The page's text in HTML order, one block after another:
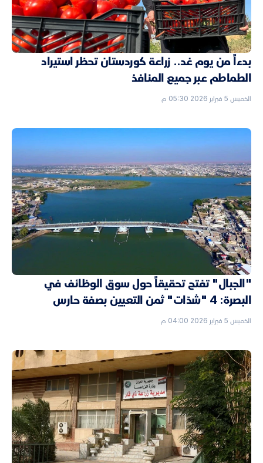
بدءاً من يوم غد.. زراعة كوردستان تحظر استيراد
الطماطم عبر جميع المنافذ
الخميس 5 فبراير 2026 05:30 م
"الجبال" تفتح تحقيقاً حول سوق الوظائف في
البصرة: 4 "شدّات" ثمن التعيين بصفة حارس
الخميس 5 فبراير 2026 04:00 م